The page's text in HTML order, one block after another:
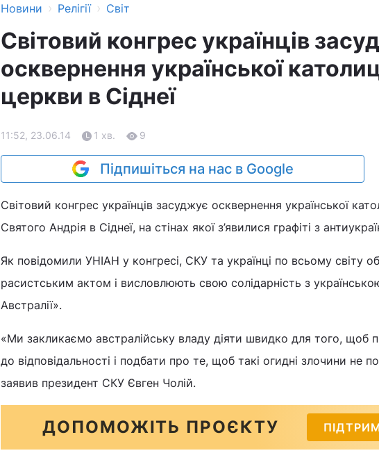
Новини › Релігії › Світ
Світовий конгрес українців
осквернення української
церкви в Сіднеї
11:52, 23.06.14 1 хв. 9
Підпишіться на нас в Google
Світовий конгрес українців засуджує осквернення української
Святого Андрія в Сіднеї, на стінах якої з’явилися графіті з
Як повідомили УНІАН у конгресі, СКУ та українці по всьому світy
расистським актом і висловлюють свою солідарність з
Австралії».
«Ми закликаємо австралійську владу діяти швидко для того, щоб
до відповідальності і подбaти пpо тe, щоб такі огидні злочини не
заявив президент СКУ Євген Чолій.
ДОПОМОЖІТЬ ПРОЄКТУ